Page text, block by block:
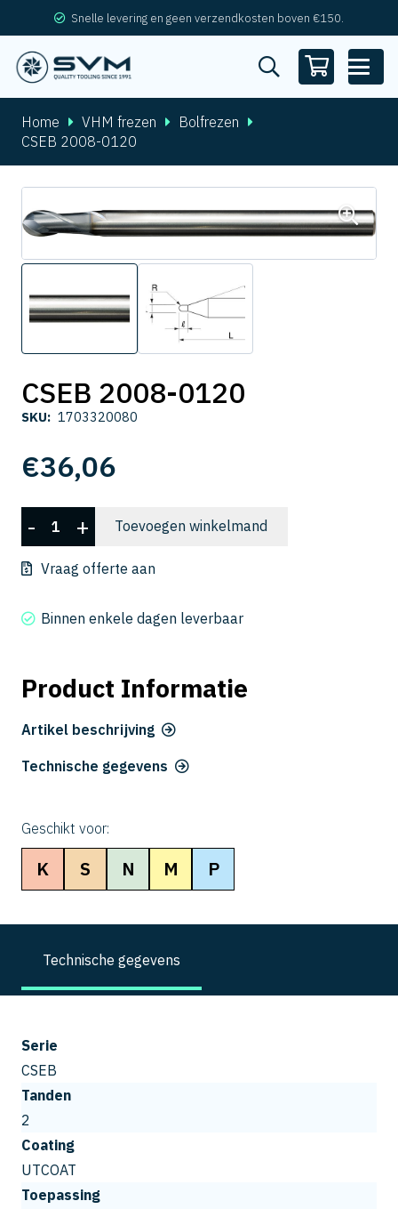
Snelle levering en geen verzendkosten boven €150.
Home VHM frezen
Bolfrezen
CSEB 2008-0120
CSEB 2008-0120
SKU: 1703320080
€36,06
CSEB
2008-
0120
- + Toevoegen winkelmand
Vraag offerte aan
Binnen enkele dagen leverbaar
Product Informatie
Artikel beschrijving
Technische gegevens
Geschikt voor:
K S N M P
Technische gegevens
Serie
CSEB
Tanden
2
Coating
UTCOAT
Toepassing